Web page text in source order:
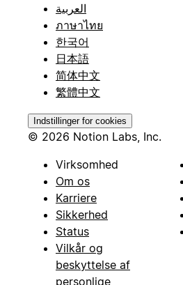
العربية
ภาษาไทย
한국어
日本語
简体中文
繁體中文
Indstillinger for cookies
© 2026 Notion Labs, Inc.
Virksomhed
Om os
Karriere
Sikkerhed
Status
Vilkår og
beskyttelse af
personlige